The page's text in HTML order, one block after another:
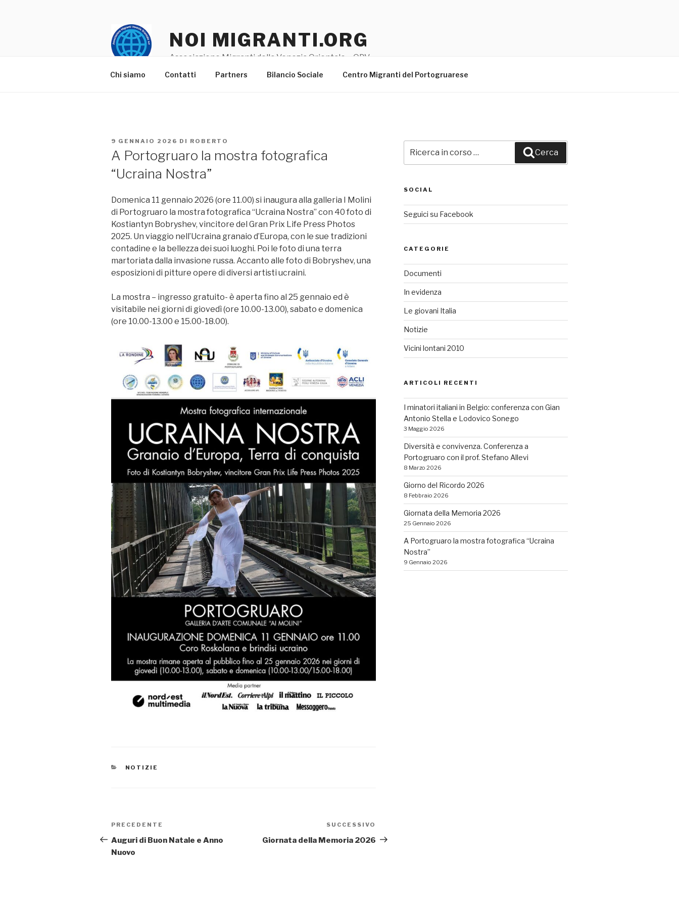
NOI MIGRANTI.ORG
Associazione Migranti della Venezia Orientale – ODV
Chi siamo Contatti Partners Bilancio Sociale Centro Migranti del Portogruarese
PUBBLICATO
IL
9 GENNAIO 2026 DI ROBERTO
A Portogruaro la mostra fotografica
“Ucraina Nostra”
Domenica 11 gennaio 2026 (ore 11.00) si inaugura alla galleria I Molini
di Portogruaro la mostra fotografica “Ucraina Nostra” con 40 foto di
Kostiantyn Bobryshev, vincitore del Gran Prix Life Press Photos
2025. Un viaggio nell’Ucraina granaio d’Europa, con le sue tradizioni
contadine e la bellezza dei suoi luoghi. Poi le foto di una terra
martoriata dalla invasione russa. Accanto alle foto di Bobryshev, una
esposizioni di pitture opere di diversi artisti ucraini.
La mostra – ingresso gratuito- è aperta fino al 25 gennaio ed è
visitabile nei giorni di giovedì (ore 10.00-13.00), sabato e domenica
(ore 10.00-13.00 e 15.00-18.00).
CATEGORIE
NOTIZIE
Navigazione
articoli
Articolo
precedente:
PRECEDENTE
Auguri di Buon Natale e Anno
Nuovo
successivo
SUCCESSIVO
Giornata della Memoria 2026
Cerca
SOCIAL
Seguici su Facebook
CATEGORIE
Documenti
In evidenza
Le giovani Italia
Notizie
Vicini lontani 2010
ARTICOLI RECENTI
I minatori italiani in Belgio: conferenza con Gian
Antonio Stella e Lodovico Sonego
3 Maggio 2026
Diversità e convivenza. Conferenza a
Portogruaro con il prof. Stefano Allevi
8 Marzo 2026
Giorno del Ricordo 2026
8 Febbraio 2026
Giornata della Memoria 2026
25 Gennaio 2026
A Portogruaro la mostra fotografica “Ucraina
Nostra”
9 Gennaio 2026